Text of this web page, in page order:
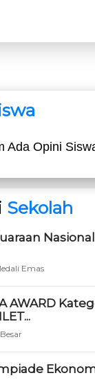
Ada Opini
Sekolah
Emas
AWARD